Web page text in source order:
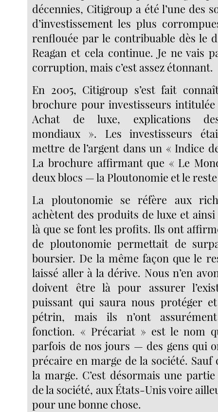
décennies, Citigroup a été l’une des
d’investissement les plus
renflouée par le contribuable dès le
Reagan et cela continue. Je ne vais
corruption, mais c’est assez étonnant.
En 2005, Citigroup s’est fait
brochure pour investisseurs
Achat de luxe, explications
mondiaux ». Les investisseurs
mettre de l’argent dans un « Indice
La brochure affirmant que « Le
deux blocs — la Ploutonomie et le
La ploutonomie se réfère aux
achètent des produits de luxe et ainsi
là que se font les profits. Ils ont
de ploutonomie permettait de
boursier. De la même façon que le
laissé aller à la dérive. Nous n’en
doivent être là pour assurer
puissant qui saura nous protéger
pétrin, mais ils n’ont
fonction. « Précariat » est le nom
parfois de nos jours — des gens qui
précaire en marge de la société. Sauf
la marge. C’est désormais une
de la société, aux États-Unis voire
pour une bonne chose.